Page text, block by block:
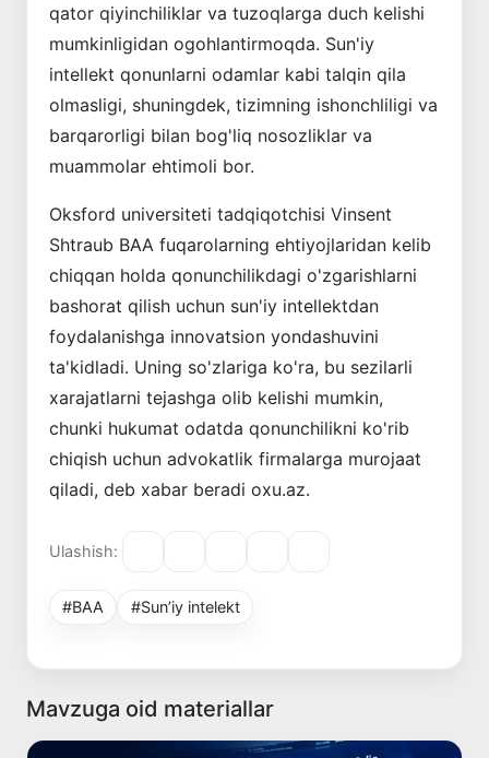
qator qiyinchiliklar va tuzoqlarga duch kelishi
mumkinligidan ogohlantirmoqda. Sun'iy
intellekt qonunlarni odamlar kabi talqin qila
olmasligi, shuningdek, tizimning ishonchliligi va
barqarorligi bilan bog'liq nosozliklar va
muammolar ehtimoli bor.
Oksford universiteti tadqiqotchisi Vinsent
Shtraub BAA fuqarolarning ehtiyojlaridan kelib
chiqqan holda qonunchilikdagi o'zgarishlarni
bashorat qilish uchun sun'iy intellektdan
foydalanishga innovatsion yondashuvini
ta'kidladi. Uning so'zlariga ko'ra, bu sezilarli
xarajatlarni tejashga olib kelishi mumkin,
chunki hukumat odatda qonunchilikni ko'rib
chiqish uchun advokatlik firmalarga murojaat
qiladi, deb xabar beradi oxu.az.
Ulashish:
#BAA #Sunʼiy intelekt
Mavzuga oid materiallar